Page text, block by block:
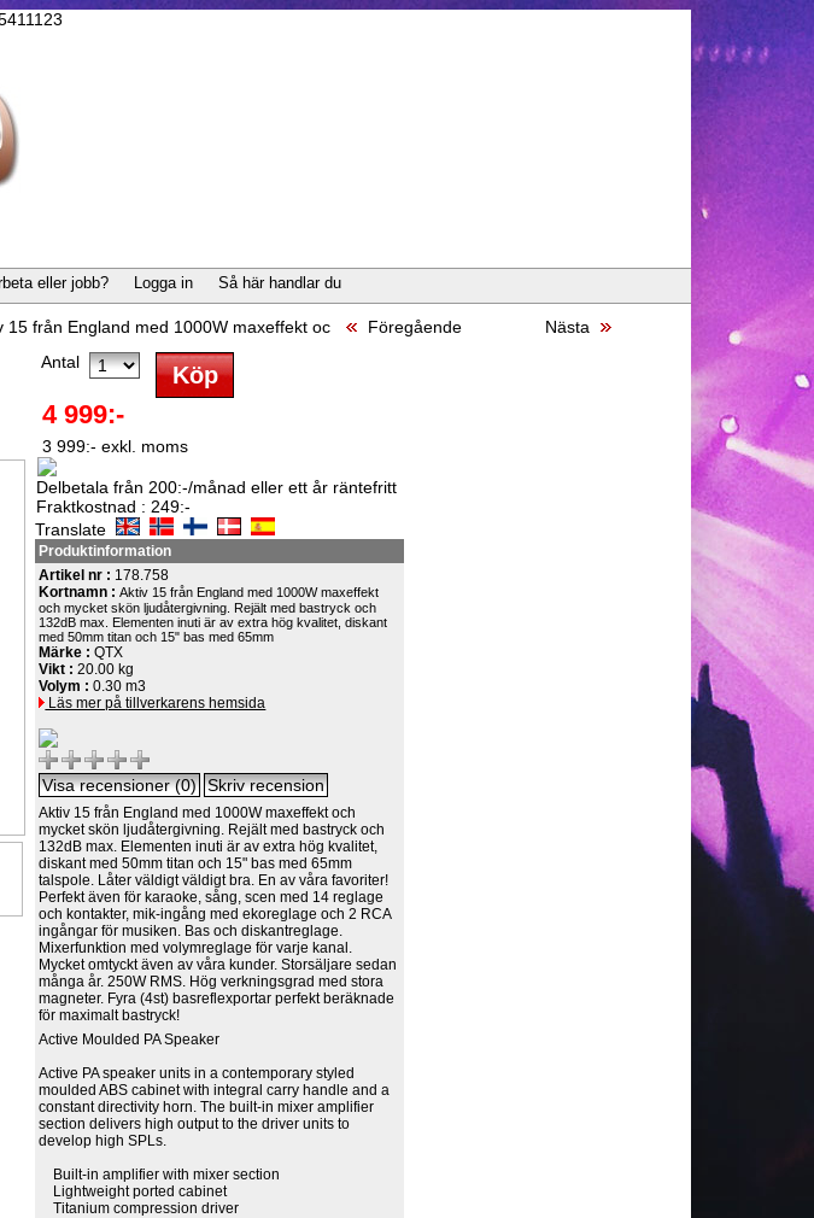
eller jobb? Logga in Så här handlar du
15 från England med 1000W maxeffekt oc Föregående Nästa
Antal
4 999:-
3 999:- exkl. moms
Delbetala från 200:-/månad eller ett år räntefritt
Fraktkostnad : 249:-
Translate
Produktinformation
Artikel nr : 178.758
Kortnamn :Aktiv 15 från England med 1000W maxeffekt
och mycket skön ljudåtergivning. Rejält med bastryck och
132dB max. Elementen inuti är av extra hög kvalitet, diskant
med 50mm titan och 15" bas med 65mm
Märke :QTX
Vikt :20.00 kg
Volym :0.30 m3
Läs mer på tillverkarens hemsida
Aktiv 15 från England med 1000W maxeffekt och
mycket skön ljudåtergivning. Rejält med bastryck och
132dB max. Elementen inuti är av extra hög kvalitet,
diskant med 50mm titan och 15" bas med 65mm
talspole. Låter väldigt väldigt bra. En av våra favoriter!
Perfekt även för karaoke, sång, scen med 14 reglage
och kontakter, mik-ingång med ekoreglage och 2 RCA
ingångar för musiken. Bas och diskantreglage.
Mixerfunktion med volymreglage för varje kanal.
Mycket omtyckt även av våra kunder. Storsäljare sedan
många år. 250W RMS. Hög verkningsgrad med stora
magneter. Fyra (4st) basreflexportar perfekt beräknade
för maximalt bastryck!
Active Moulded PA Speaker
Active PA speaker units in a contemporary styled
moulded ABS cabinet with integral carry handle and a
constant directivity horn. The built-in mixer amplifier
section delivers high output to the driver units to
develop high SPLs.
Built-in amplifier with mixer section
Lightweight ported cabinet
Titanium compression driver